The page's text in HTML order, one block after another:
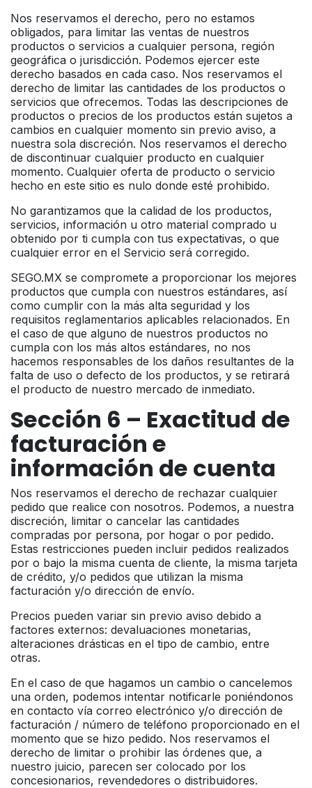
Nos reservamos el derecho, pero no estamos
obligados, para limitar las ventas de nuestros
productos o servicios a cualquier persona, región
geográfica o jurisdicción. Podemos ejercer este
derecho basados en cada caso. Nos reservamos el
derecho de limitar las cantidades de los productos o
servicios que ofrecemos. Todas las descripciones de
productos o precios de los productos están sujetos a
cambios en cualquier momento sin previo aviso, a
nuestra sola discreción. Nos reservamos el derecho
de discontinuar cualquier producto en cualquier
momento. Cualquier oferta de producto o servicio
hecho en este sitio es nulo donde esté prohibido.
No garantizamos que la calidad de los productos,
servicios, información u otro material comprado u
obtenido por ti cumpla con tus expectativas, o que
cualquier error en el Servicio será corregido.
SEGO.MX se compromete a proporcionar los mejores
productos que cumpla con nuestros estándares, así
como cumplir con la más alta seguridad y los
requisitos reglamentarios aplicables relacionados. En
el caso de que alguno de nuestros productos no
cumpla con los más altos estándares, no nos
hacemos responsables de los daños resultantes de la
falta de uso o defecto de los productos, y se retirará
el producto de nuestro mercado de inmediato.
Sección 6 – Exactitud de
facturación e
información de cuenta
Nos reservamos el derecho de rechazar cualquier
pedido que realice con nosotros. Podemos, a nuestra
discreción, limitar o cancelar las cantidades
compradas por persona, por hogar o por pedido.
Estas restricciones pueden incluir pedidos realizados
por o bajo la misma cuenta de cliente, la misma tarjeta
de crédito, y/o pedidos que utilizan la misma
facturación y/o dirección de envío.
Precios pueden variar sin previo aviso debido a
factores externos: devaluaciones monetarias,
alteraciones drásticas en el tipo de cambio, entre
otras.
En el caso de que hagamos un cambio o cancelemos
una orden, podemos intentar notificarle poniéndonos
en contacto vía correo electrónico y/o dirección de
facturación / número de teléfono proporcionado en el
momento que se hizo pedido. Nos reservamos el
derecho de limitar o prohibir las órdenes que, a
nuestro juicio, parecen ser colocado por los
concesionarios, revendedores o distribuidores.